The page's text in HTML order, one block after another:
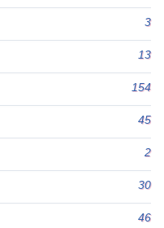
3
13
154
45
2
30
46